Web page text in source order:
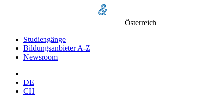
Österreich
Studiengänge
Bildungsanbieter A-Z
Newsroom
DE
CH